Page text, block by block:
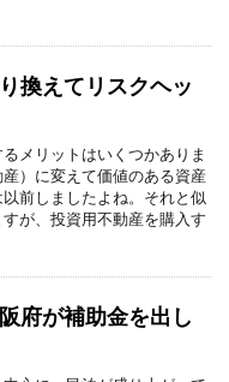
換えてリスクヘッ
メリットはいくつかありま
）に変えて価値のある資産
前しましたよね。それと似
が、投資用不動産を購入す
府が補助金を出し